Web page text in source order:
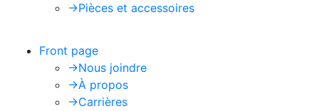
->Pièces et accessoires
Front page
->Nous joindre
->À propos
->Carrières